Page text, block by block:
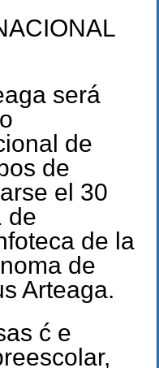
será
de
de
el 30
de
de la
de
Arteaga.
ć e